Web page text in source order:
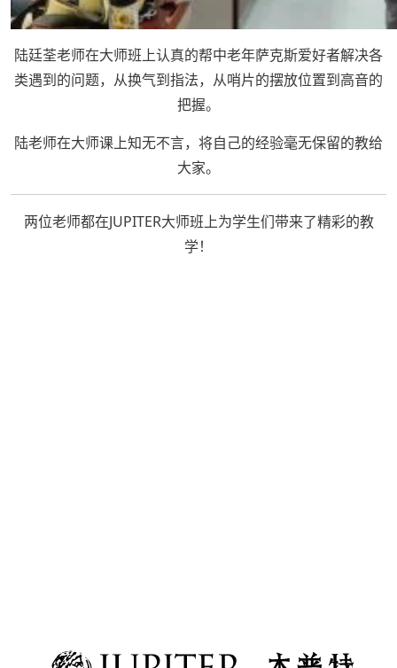
陆廷荃老师在大师班上认真的帮中老年萨克斯爱好者解决各
类遇到的问题，从换气到指法，从哨片的摆放位置到高音的
把握。
陆老师在大师课上知无不言，将自己的经验毫无保留的教给
大家。
两位老师都在JUPITER大师班上为学生们带来了精彩的教
学！